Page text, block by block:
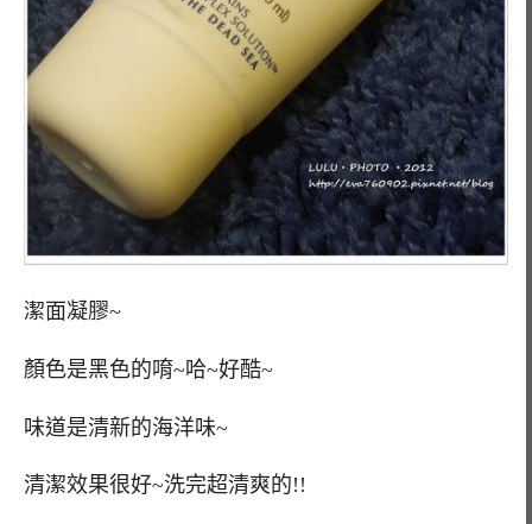
潔面凝膠~
顏色是黑色的唷~哈~好酷~
味道是清新的海洋味~
清潔效果很好~洗完超清爽的!!